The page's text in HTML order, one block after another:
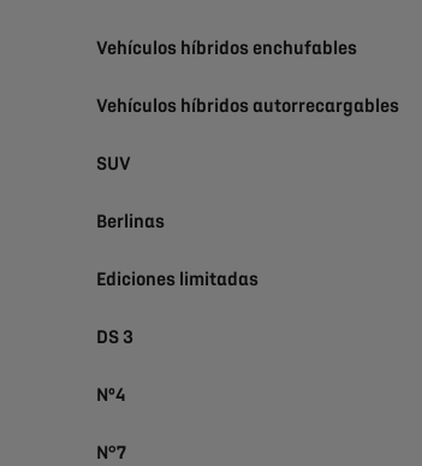
Vehículos híbridos enchufables
Vehículos híbridos autorrecargables
SUV
Berlinas
Ediciones limitadas
DS 3
Nº4
N°7